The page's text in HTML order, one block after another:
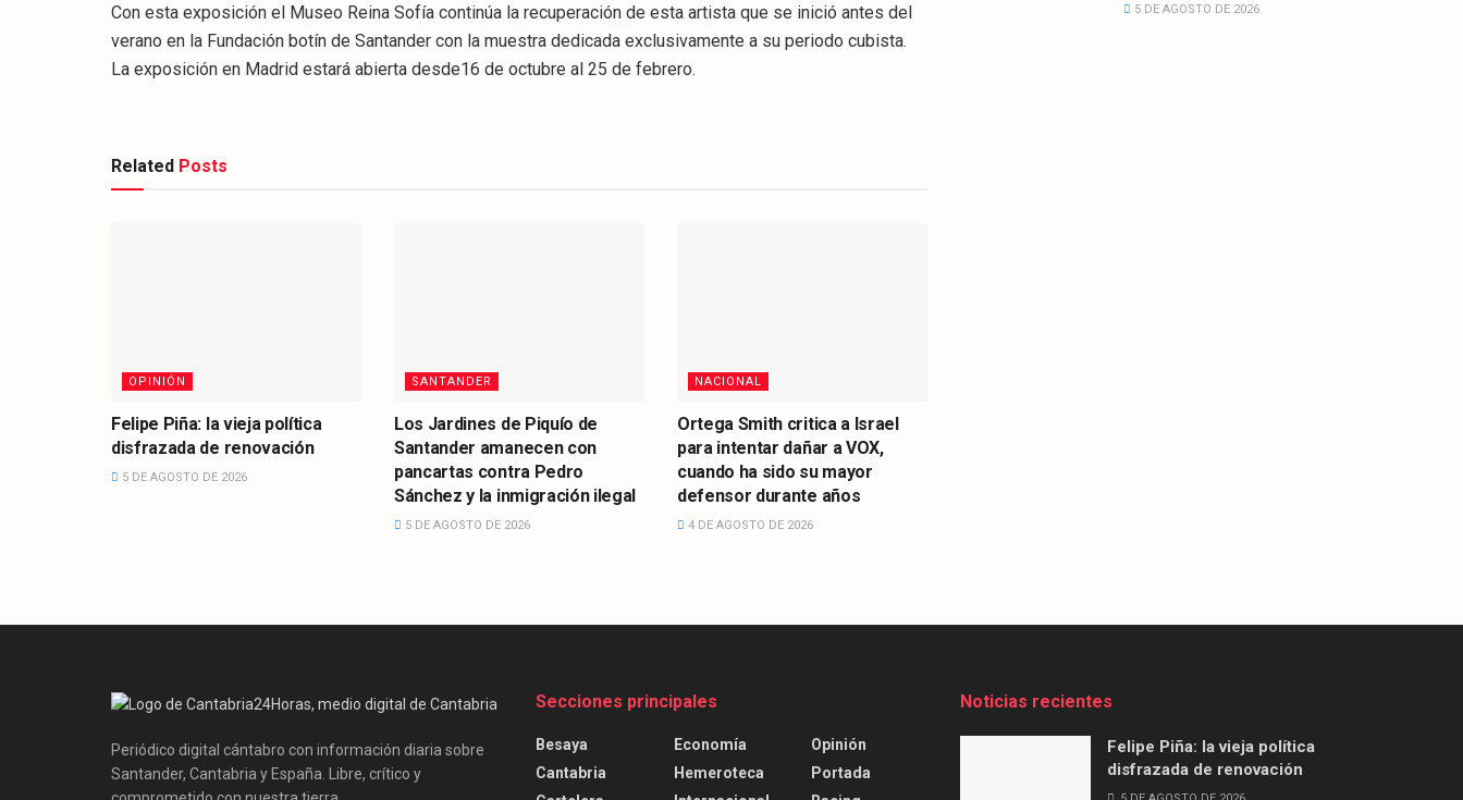
Con esta exposición el Museo Reina Sofía continúa la recuperación de esta artista que se inició antes del
verano en la Fundación botín de Santander con la muestra dedicada exclusivamente a su periodo cubista.
La exposición en Madrid estará abierta desde16 de octubre al 25 de febrero.
Related Posts
OPINIÓN
Felipe Piña: la vieja política
disfrazada de renovación
5 DE AGOSTO DE 2026
SANTANDER
Los Jardines de Piquío de
Santander amanecen con
pancartas contra Pedro
Sánchez y la inmigración ilegal
5 DE AGOSTO DE 2026
NACIONAL
Ortega Smith critica a Israel
para intentar dañar a VOX,
cuando ha sido su mayor
defensor durante años
4 DE AGOSTO DE 2026
5 DE AGOSTO DE 2026
Periódico digital cántabro con información diaria sobre
Santander, Cantabria y España. Libre, crítico y
Secciones principales
Besaya
Cantabria
Economía
Hemeroteca
Opinión
Portada
Noticias recientes
Felipe Piña: la vieja política
disfrazada de renovación